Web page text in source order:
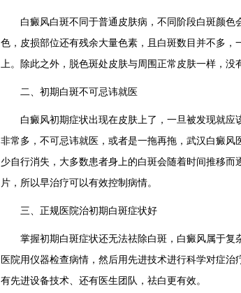
白癜风白斑不同于普通皮肤病，不同阶段白斑颜色
色，皮损部位还有残余大量色素，且白斑数目并不多
上。除此之外，脱色斑处皮肤与周围正常皮肤一样，没
二、初期白斑不可忌讳就医
白癜风初期症状出现在皮肤上了，一旦被发现就应
非常多，不可忌讳就医，或者是一拖再拖， 武汉白癜风
少自行消失，大多数患者身上的白斑会随着时间推移
片，所以早治疗可以有效控制病情。
三、正规医院治初期白斑症状好
掌握初期白斑症状还无法祛除白斑，白癜风属于复
医院用仪器检查病情，然后用先进技术进行科学对症
有先进设备技术、还有医生团队，祛白更有效。